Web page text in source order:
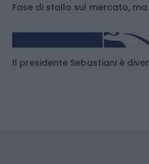
Fase di stallo sul mercato,
Il presidente Sebastiani è